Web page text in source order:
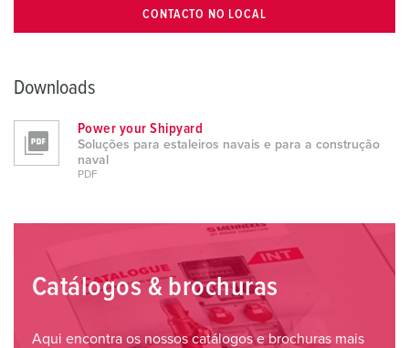
CONTACTO NO LOCAL
Downloads
Power your Shipyard
Soluções para estaleiros navais e para a construção
naval
PDF
Catálogos & brochuras
Aqui encontra os nossos catálogos e brochuras mais